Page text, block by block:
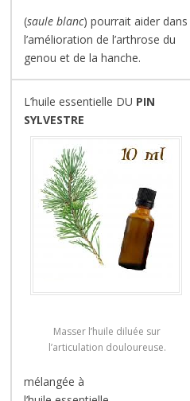
(saule blanc) pourrait aider dans
l’amélioration de l’arthrose du
genou et de la hanche.
L’huile essentielle DU PIN
SYLVESTRE
Masser l’huile diluée sur
l’articulation douloureuse.
mélangée à